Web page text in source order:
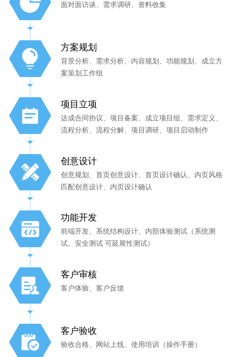
面对面访谈、需求调研、资料收集
方案规划
背景分析、需求分析、内容规划、功能规划、成立方
案策划工作组
项目立项
达成合同协议、项目备案、成立项目组、需求定义、
流程分析、流程分解、项目调研、项目启动制作
创意设计
创意规划、首页创意设计、首页设计确认、内页风格
匹配创意设计、内页设计确认
功能开发
前端开发、系统结构设计、内部体验测试（系统测
试、安全测试 可延展性测试）
客户审核
客户体验、客户反馈
客户验收
验收合格、网站上线、使用培训（操作手册）